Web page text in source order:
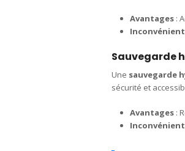
Avantages :
Sauvegarde
Une sauvegarde
sécurité et
Avantages :